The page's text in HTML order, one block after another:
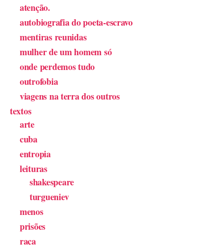
atenção.
autobiografia do poeta-escravo
mentiras reunidas
mulher de um homem só
onde perdemos tudo
outrofobia
viagens na terra dos outros
textos
arte
cuba
entropia
leituras
shakespeare
turgueniev
menos
prisões
raça